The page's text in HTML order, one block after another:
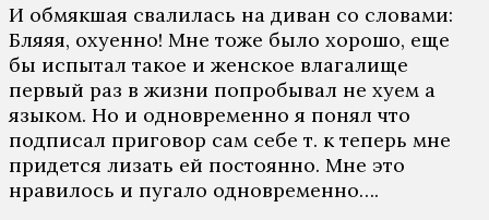
И обмякшая свалилась на диван со словами:
Бляяя, охуенно! Мне тоже было хорошо, еще
бы испытал такое и женское влагалище
первый раз в жизни попробывал не хуем а
языком. Но и одновременно я понял что
подписал приговор сам себе т. к теперь мне
придется лизать ей постоянно. Мне это
нравилось и пугало одновременно….